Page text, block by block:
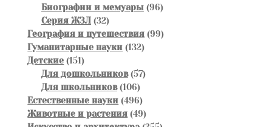
товаров
Биографии и мемуары 9696
Серия ЖЗЛ 3232
товара
География и путешествия 9999
Гуманитарные науки 132132
Детские 151151
товар
Для дошкольников 5757
Для школьников 106106
товаров
Естественные науки 496496
товаров
Животные и растения 4949